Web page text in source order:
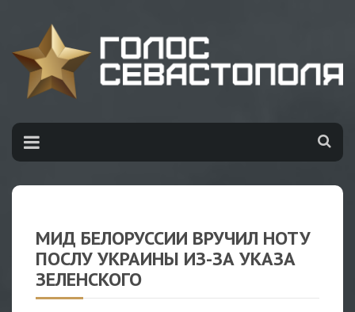
МИД БЕЛОРУССИИ ВРУЧИЛ НОТУ
ПОСЛУ УКРАИНЫ ИЗ-ЗА УКАЗА
ЗЕЛЕНСКОГО